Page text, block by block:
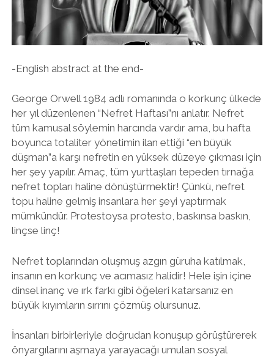
twitterfacebook
instagram
-English abstract at the end-
George Orwell 1984 adlı romanında o korkunç ülkede
her yıl düzenlenen “Nefret Haftası”nı anlatır. Nefret
tüm kamusal söylemin harcında vardır ama, bu hafta
boyunca totaliter yönetimin ilan ettiği “en büyük
düşman”a karşı nefretin en yüksek düzeye çıkması için
her şey yapılır. Amaç, tüm yurttaşları tepeden tırnağa
nefret topları haline dönüştürmektir! Çünkü, nefret
topu haline gelmiş insanlara her şeyi yaptırmak
mümkündür. Protestoysa protesto, baskınsa baskın,
linçse linç!
Nefret toplarından oluşmuş azgın güruha katılmak,
insanın en korkunç ve acımasız halidir! Hele işin içine
dinsel inanç ve ırk farkı gibi öğeleri katarsanız en
büyük kıyımların sırrını çözmüş olursunuz.
İnsanları birbirleriyle doğrudan konuşup görüştürerek
önyargılarını aşmaya yarayacağı umulan sosyal